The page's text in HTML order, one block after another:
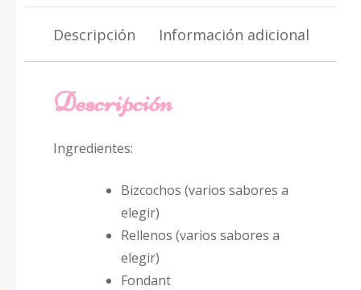
Descripción Información adicional
Descripción
Ingredientes:
Bizcochos (varios sabores a
elegir)
Rellenos (varios sabores a
elegir)
Fondant